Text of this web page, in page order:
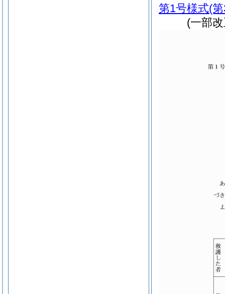
第1号様式(
(一部